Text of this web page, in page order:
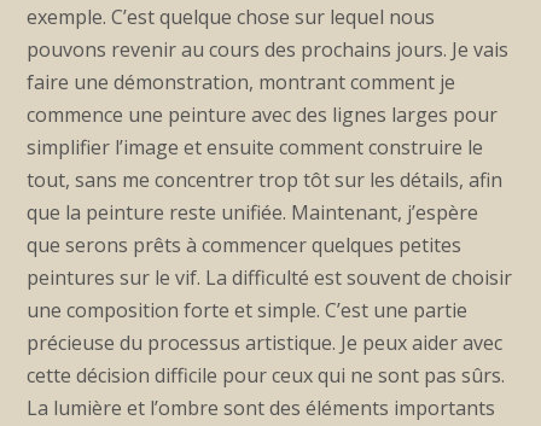
exemple. C’est quelque chose sur lequel nous
pouvons revenir au cours des prochains jours. Je vais
faire une démonstration, montrant comment je
commence une peinture avec des lignes larges pour
simplifier l’image et ensuite comment construire le
tout, sans me concentrer trop tôt sur les détails, afin
que la peinture reste unifiée. Maintenant, j’espère
que serons prêts à commencer quelques petites
peintures sur le vif. La difficulté est souvent de choisir
une composition forte et simple. C’est une partie
précieuse du processus artistique. Je peux aider avec
cette décision difficile pour ceux qui ne sont pas sûrs.
La lumière et l’ombre sont des éléments importants